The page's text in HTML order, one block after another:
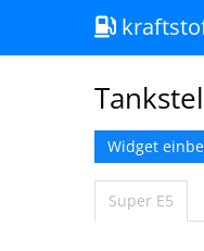
Widget
Super E5